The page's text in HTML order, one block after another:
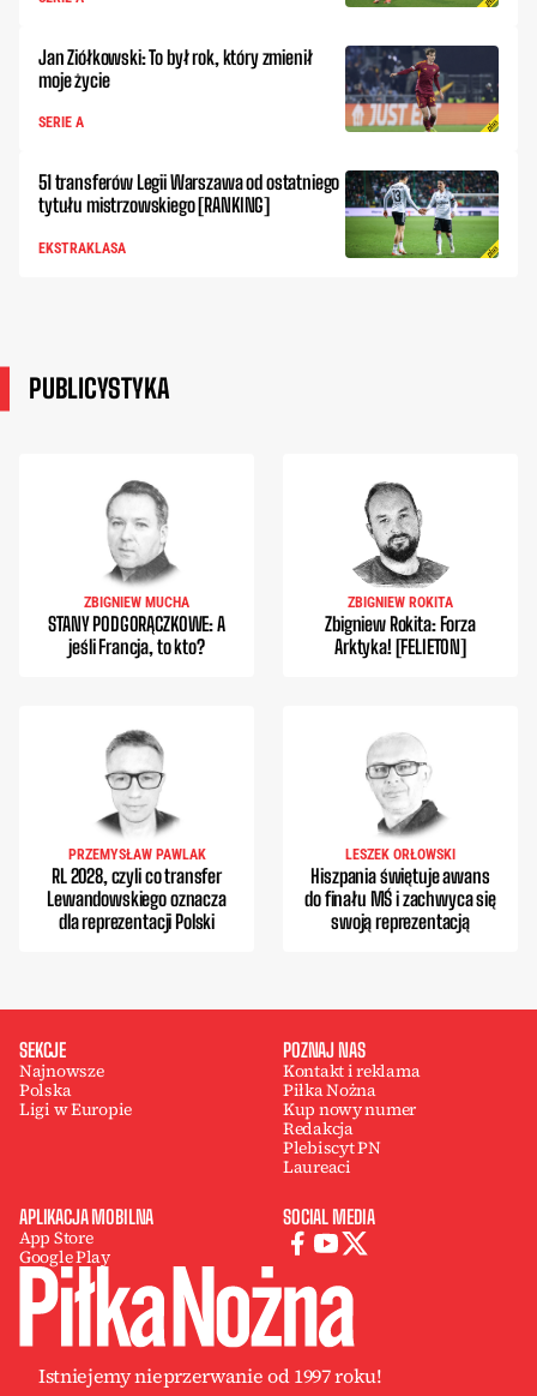
Jan Ziółkowski: To był rok, który zmienił
moje życie
SERIE A
51 transferów Legii Warszawa od ostatniego
tytułu mistrzowskiego [RANKING]
EKSTRAKLASA
PUBLICYSTYKA
ZBIGNIEW MUCHA
STANY PODGORĄCZKOWE: A
jeśli Francja, to kto?
ZBIGNIEW ROKITA
Zbigniew Rokita: Forza
Arktyka! [FELIETON]
PRZEMYSŁAW PAWLAK
RL 2028, czyli co transfer
Lewandowskiego oznacza
dla reprezentacji Polski
LESZEK ORŁOWSKI
Hiszpania świętuje awans
do finału MŚ i zachwyca się
swoją reprezentacją
SEKCJE
Najnowsze
Polska
Ligi w Europie
POZNAJ NAS
Kontakt i reklama
Piłka Nożna
Kup nowy numer
Redakcja
Plebiscyt PN
Laureaci
APLIKACJA MOBILNA
App Store
Google Play
SOCIAL MEDIA
Istniejemy nieprzerwanie od 1997 roku!